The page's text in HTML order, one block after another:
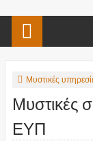
Μυστικές
Μυστικές
ΕΥΠ